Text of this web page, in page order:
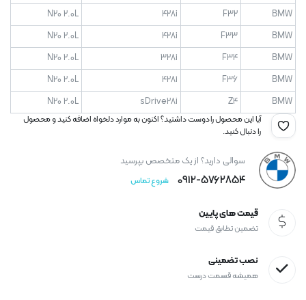
BMW
F32
428i
N20 2.0L
BMW
F33
428i
N20 2.0L
BMW
F34
328i
N20 2.0L
BMW
F36
428i
N20 2.0L
BMW
Z4
sDrive28i
N20 2.0L
آیا این محصول را دوست داشتید؟ اکنون به موارد دلخواه اضافه کنید و محصول
را دنبال کنید.
سوالی دارید؟ از یک متخصص بپرسید
0912-۵۷۶۲۸۵۴ شروع تماس
قیمت های پایین
تضمین تطابق قیمت
نصب تضمینی
همیشه قسمت درست